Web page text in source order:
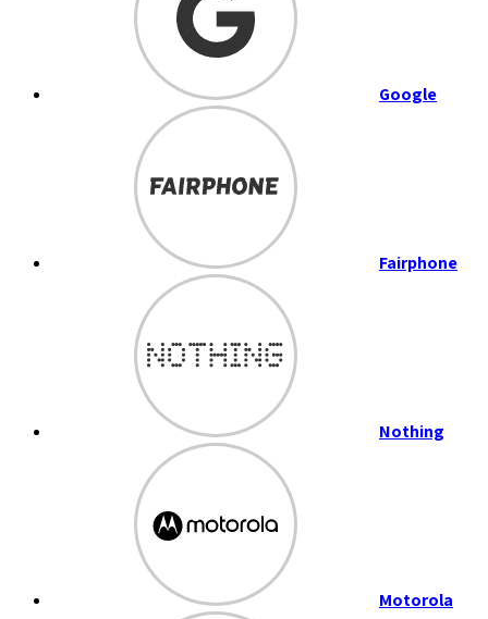
Google
Fairphone
Nothing
Motorola